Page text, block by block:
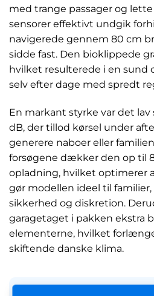
med trange passager og
sensorer effektivt undgik
navigerede gennem 80 cm
sidde fast. Den bioklippede
hvilket resulterede i en sund
selv efter dage med spredt
En markant styrke var det
dB, der tillod kørsel under
generere naboer eller
forsøgene dækker den op til
opladning, hvilket optimerer
gør modellen ideel til
sikkerhed og diskretion.
garagetaget i pakken ekstra
elementerne, hvilket
skiftende danske klima.